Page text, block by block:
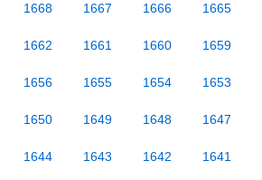
1668 1667 1666 1665
1662 1661 1660 1659
1656 1655 1654 1653
1650 1649 1648 1647
1644 1643 1642 1641